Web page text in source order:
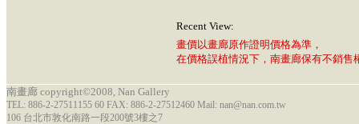
Recent View:
畫價以畫廊原作證明價格為準，
在價格誤植情況下，南畫廊保有不銷售
南畫廊 copyright©2008, Nan Gallery
TEL: 886-2-27511155 60 FAX: 886-2-27512460 Mail: nan@nan.com.tw
106 台北市敦化南路一段200號3樓之7